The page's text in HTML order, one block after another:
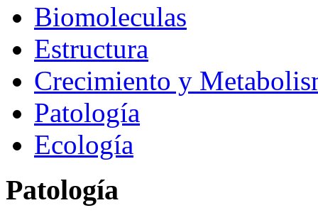
Biomoleculas
Estructura
Crecimiento y
Patología
Ecología
Patología